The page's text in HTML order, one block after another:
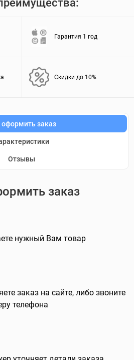
Гарантия 1 год
Скидки до 10%
оформить заказ
Отзывы
заказ
нужный Вам товар
заказ на сайте, либо звоните
телефона